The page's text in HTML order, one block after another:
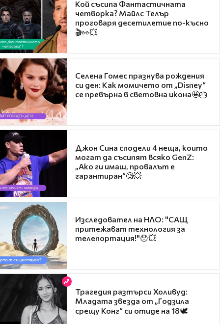
Кой съсипа Фантастичната
четворка? Майлс Телър
проговаря десетилетие по-късно
🎬👀💥
Селена Гомес празнува рождения
си ден: Как момичето от „Disney“
се превърна в световна икона🤩🎂
Джон Сина сподели 4 неща, които
могат да съсипят всяко GenZ:
„Ако ги имаш, провалът е
гарантиран“🧐💥
Изследовател на НЛО: "САЩ
притежават технология за
телепортация!"😯💥
Трагедия разтърси Холивуд:
Младата звезда от „Годзила
срещу Конг“ си отиде на 18🕊️